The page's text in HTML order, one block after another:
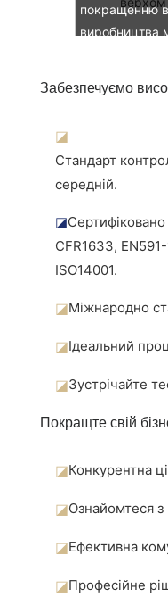
покращенню
виробництва
Забезпечуємо
◪
Стандарт
середній.
◪
CFR1633,
ISO14001.
◪Міжнародно
◪Ідеальний
◪Зустрічайте
Покращте свій
◪Конкурентна
◪Ознайомтеся
◪Ефективна
◪Професійне